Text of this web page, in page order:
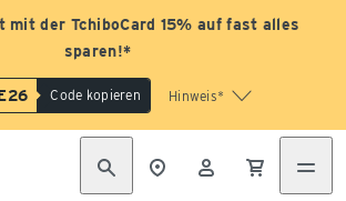
mit der TchiboCard 15% auf fast alles
sparen!*
Code kopieren Hinweis*